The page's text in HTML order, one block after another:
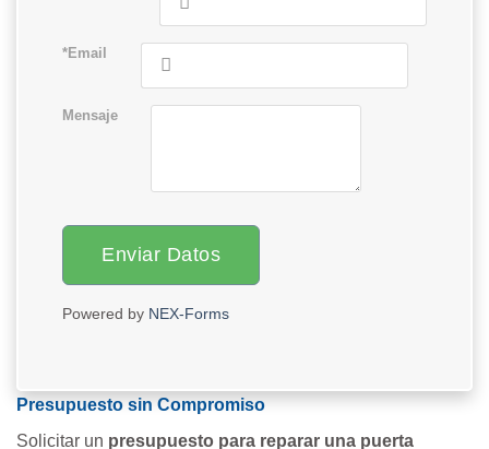
*Email
Mensaje
Enviar Datos
Powered by NEX-Forms
Presupuesto sin Compromiso
Solicitar un presupuesto para reparar una puerta